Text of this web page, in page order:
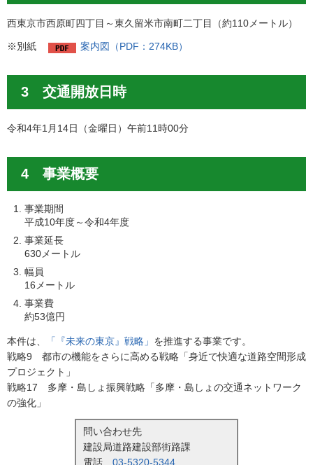
西東京市西原町四丁目～東久留米市南町二丁目（約110メートル）
※別紙 案内図（PDF：274KB）
3 交通開放日時
令和4年1月14日（金曜日）午前11時00分
4 事業概要
事業期間
平成10年度～令和4年度
事業延長
630メートル
幅員
16メートル
事業費
約53億円
本件は、 「『未来の東京』戦略」 を推進する事業です。
戦略9 都市の機能をさらに高める戦略「身近で快適な道路空間形成
プロジェクト」
戦略17 多摩・島しょ振興戦略「多摩・島しょの交通ネットワーク
の強化」
問い合わせ先
建設局道路建設部街路課
電話 03-5320-5344